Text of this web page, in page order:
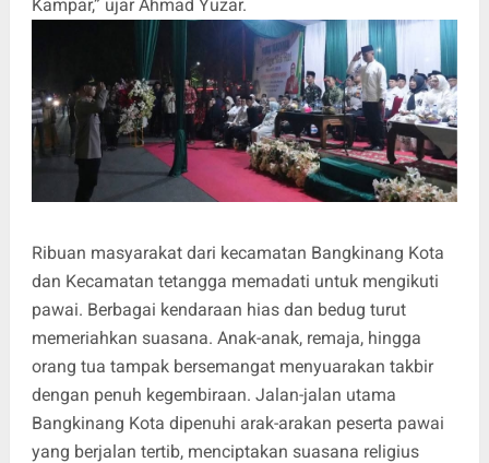
Kampar,” ujar Ahmad Yuzar.
Ribuan masyarakat dari kecamatan Bangkinang Kota
dan Kecamatan tetangga memadati untuk mengikuti
pawai. Berbagai kendaraan hias dan bedug turut
memeriahkan suasana. Anak-anak, remaja, hingga
orang tua tampak bersemangat menyuarakan takbir
dengan penuh kegembiraan. Jalan-jalan utama
Bangkinang Kota dipenuhi arak-arakan peserta pawai
yang berjalan tertib, menciptakan suasana religius